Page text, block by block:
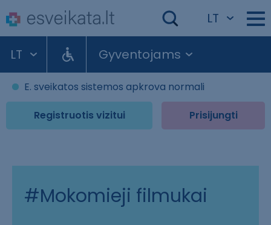
LT
LT Gyventojams
E. sveikatos sistemos apkrova normali
Registruotis vizitui Prisijungti
#Mokomieji filmukai